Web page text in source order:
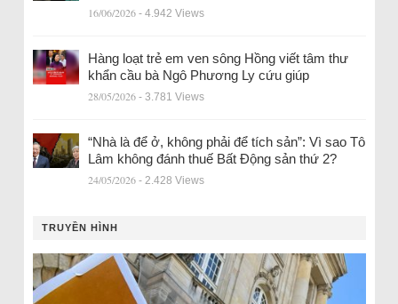
16/06/2026 - 4.942 Views
Hàng loạt trẻ em ven sông Hồng viết tâm thư
khẩn cầu bà Ngô Phương Ly cứu giúp
28/05/2026 - 3.781 Views
“Nhà là để ở, không phải để tích sản”: Vì sao Tô
Lâm không đánh thuế Bất Động sản thứ 2?
24/05/2026 - 2.428 Views
TRUYỀN HÌNH